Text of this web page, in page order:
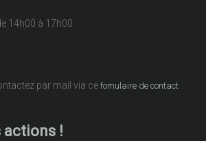
14h00 à 17h00
par mail via cefomulaire de contact
actions !